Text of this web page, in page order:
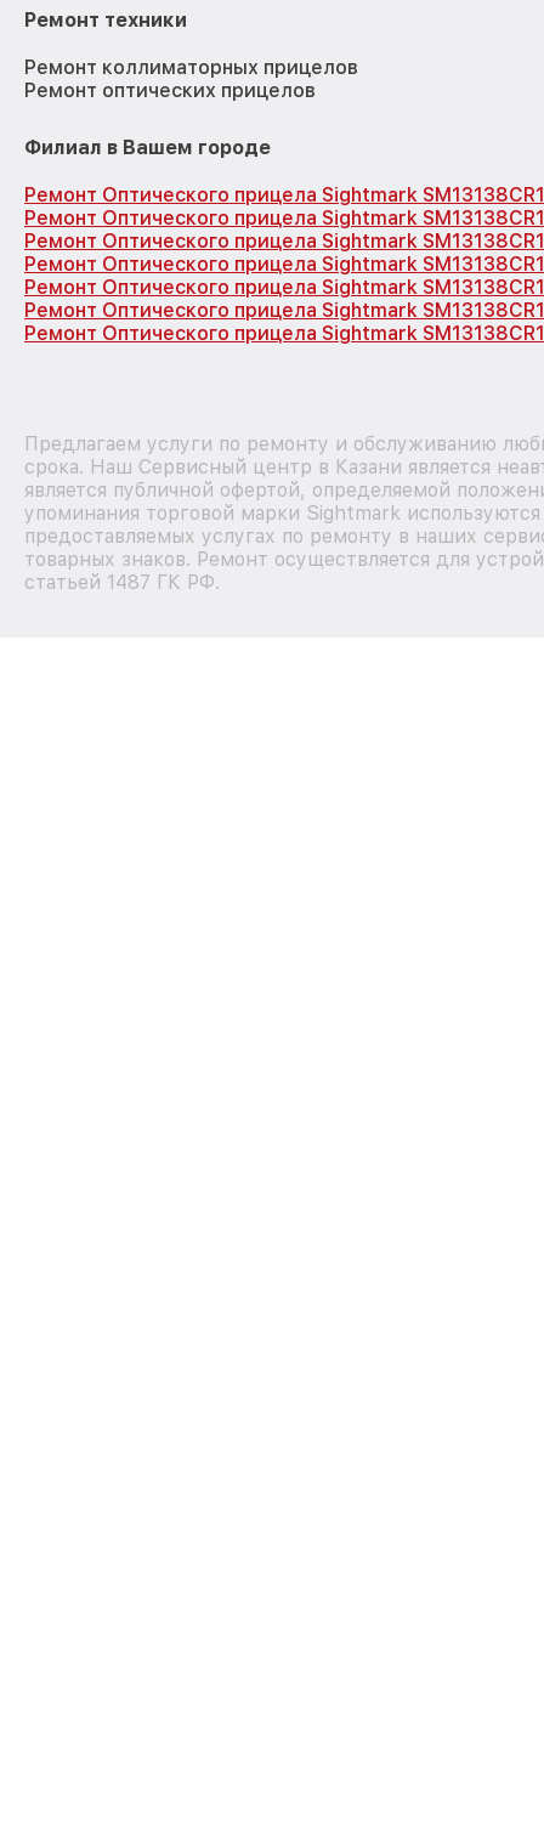
Ремонт техники
Ремонт коллиматорных прицелов
Ремонт оптических прицелов
Филиал в Вашем городе
Ремонт Оптического прицела Sightmark
Ремонт Оптического прицела Sightmark
Ремонт Оптического прицела Sightmark
Ремонт Оптического прицела Sightmark
Ремонт Оптического прицела Sightmark
Ремонт Оптического прицела Sightmark
Ремонт Оптического прицела Sightmark
Предлагаем услуги по ремонту и обслуживанию
срока. Наш Сервисный центр в Казани является
является публичной офертой, определяемой
упоминания торговой марки Sightmark
предоставляемых услугах по ремонту в наших
товарных знаков. Ремонт осуществляется для
статьей 1487 ГК РФ.